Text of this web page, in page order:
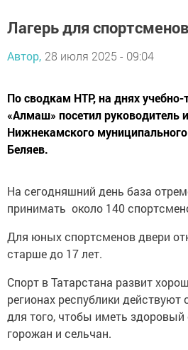
Лагерь для
Автор, 28 июля 2025 - 09:04
По сводкам НТР, на днях
«Алмаш» посетил руководитель
Нижнекамского
Беляев.
На сегодняшний день база
принимать около 140
Для юных спортсменов двери
старше до 17 лет.
Спорт в Татарстана развит
регионах республики
для того, чтобы иметь
горожан и сельчан.